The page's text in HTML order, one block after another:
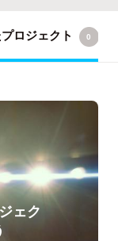
ロジェクト 0
ェク